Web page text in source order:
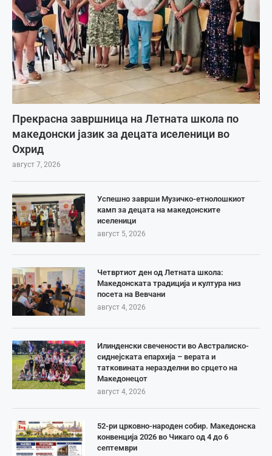
Прекрасна завршница на Летната школа по
македонски јазик за децата иселеници во
Охрид
август 7, 2026
Успешно заврши Музичко-етнолошкиот
камп за децата на македонските
иселеници
август 5, 2026
Четвртиот ден од Летната школа:
Македонската традиција и култура низ
посета на Вевчани
август 4, 2026
Илинденски свечености во Австралиско-
сиднејската епархија – верата и
татковината неразделни во срцето на
Македонецот
август 4, 2026
52-ри црковно-народен собир. Македонска
конвенција 2026 во Чикаго од 4 до 6
септември